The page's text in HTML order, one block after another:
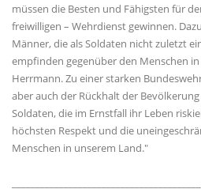
müssen die Besten und Fähigsten für
freiwilligen – Wehrdienst gewinnen.
Männer, die als Soldaten nicht zuletzt
empfinden gegenüber den Menschen
Herrmann. Zu einer starken
aber auch der Rückhalt der
Soldaten, die im Ernstfall ihr Leben
höchsten Respekt und die
Menschen in unserem Land."